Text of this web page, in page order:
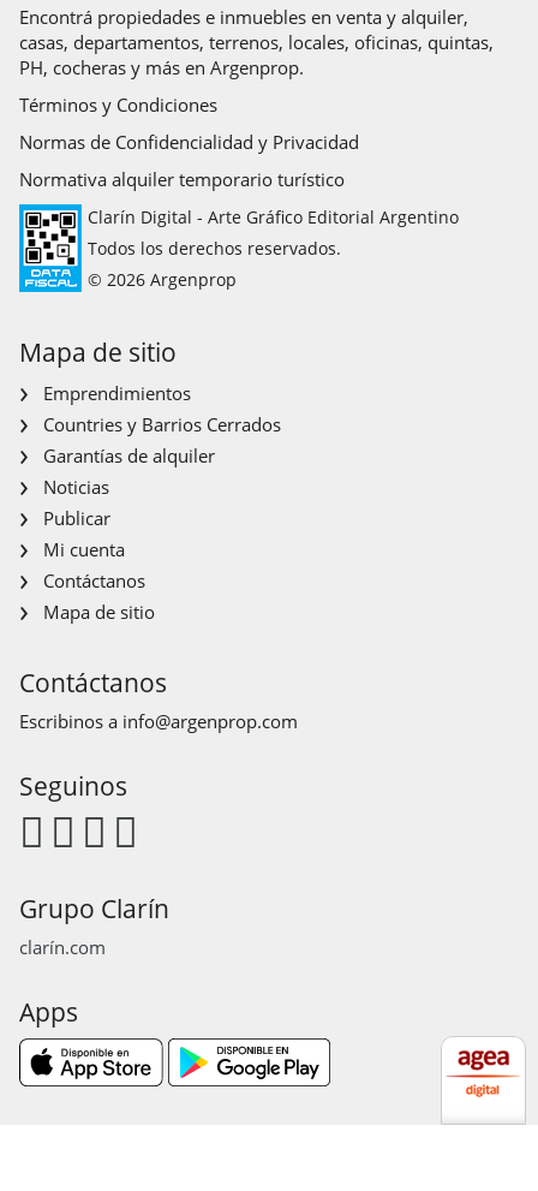
Encontrá propiedades e inmuebles en venta y alquiler,
casas, departamentos, terrenos, locales, oficinas, quintas,
PH, cocheras y más en Argenprop.
Términos y Condiciones
Normas de Confidencialidad y Privacidad
Normativa alquiler temporario turístico
Clarín Digital - Arte Gráfico Editorial Argentino
Todos los derechos reservados.
© 2026 Argenprop
Mapa de sitio
Emprendimientos
Countries y Barrios Cerrados
Garantías de alquiler
Noticias
Publicar
Mi cuenta
Contáctanos
Mapa de sitio
Contáctanos
Escribinos a info@argenprop.com
Seguinos
Grupo Clarín
clarín.com
Apps